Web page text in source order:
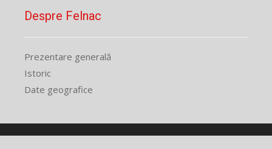
Despre Felnac
Prezentare generală
Istoric
Date geografice